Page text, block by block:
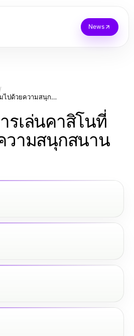
News
ดูหนังและการเล่นคาสิโนที่เต็มไปด้วยความสนุกสนานในปี 2026
รเล่นคาสิโนที่
วามสนุกสนาน